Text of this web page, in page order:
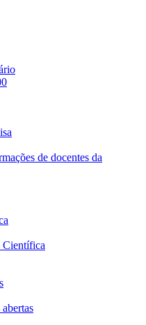
de docentes da
Científica